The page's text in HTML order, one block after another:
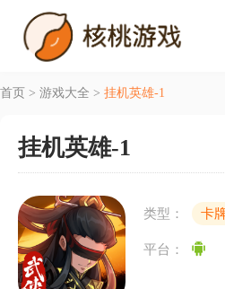
首页 > 游戏大全 > 挂机英雄-1
挂机英雄-1
类型： 卡
平台：